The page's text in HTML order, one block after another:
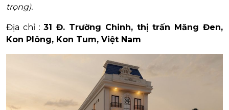
trọng).
Địa chỉ :31 Đ. Trường Chinh, thị trấn Măng Đen,
Kon Plông, Kon Tum, Việt Nam